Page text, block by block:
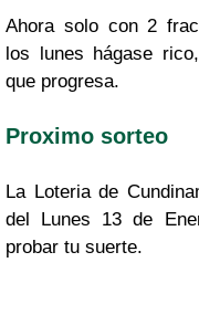
Ahora solo con 2
los lunes hágase
que progresa.
Proximo sorteo
La Loteria de
del Lunes 13 de
probar tu suerte.